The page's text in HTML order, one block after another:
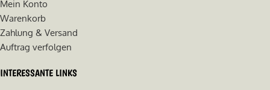
Mein Konto
Warenkorb
Zahlung & Versand
Auftrag verfolgen
INTERESSANTE LINKS